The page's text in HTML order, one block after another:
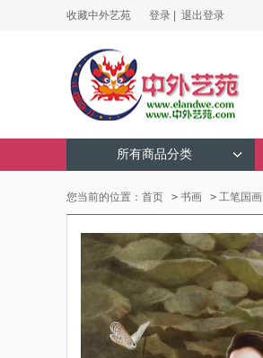
收藏中外艺苑 登录 | 退出登录
所有商品分类
您当前的位置： 首页 > 书画 > 工笔国画